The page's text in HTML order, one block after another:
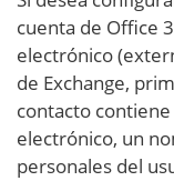
cuenta de Office
electrónico
de Exchange,
contacto
electrónico, un
personales del